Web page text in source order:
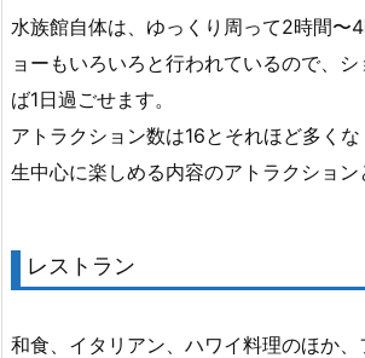
水族館自体は、ゆっくり周って2時間〜
ョーもいろいろと行われているので、
ば1日過ごせます。
アトラクション数は16とそれほど多く
生中心に楽しめる内容のアトラクション
レストラン
和食、イタリアン、ハワイ料理のほか、